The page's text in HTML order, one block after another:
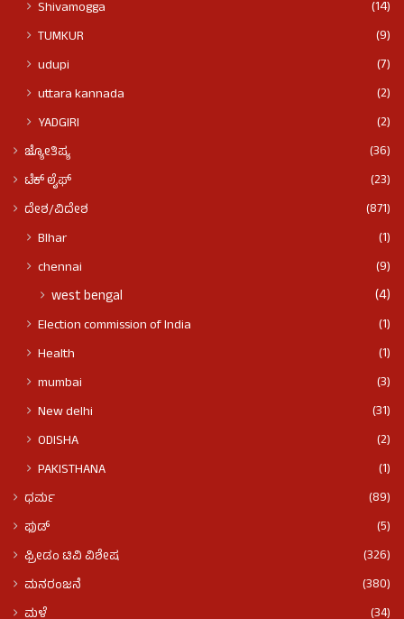
Shivamogga
(14)
TUMKUR
(9)
udupi
(7)
uttara kannada
(2)
YADGIRI
(2)
ಜ್ಯೋತಿಷ್ಯ
(36)
ಟೆಕ್ ಲೈಫ್
(23)
ದೇಶ/ವಿದೇಶ
(871)
BIhar
(1)
chennai
(9)
west bengal (4)
Election commission of India
(1)
Health
(1)
mumbai
(3)
New delhi
(31)
ODISHA
(2)
PAKISTHANA
(1)
ಧರ್ಮ
(89)
ಫುಡ್​​
(5)
ಫ್ರೀಡಂ ಟಿವಿ ವಿಶೇಷ
(326)
ಮನರಂಜನೆ
(380)
ಮಳೆ
(34)